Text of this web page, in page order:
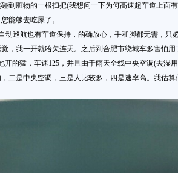
到脏物的一根扫把(我想问一下为何髙速超车道上面
能够去吃屎了。
动巡航也有车道保持，的确放心，手和脚都无需，只
，我一开就哈欠连天。之后到合肥市绕城车多害怕用
开的猛，车速125，并且由于雨天全线中央空调(去湿
二是中央空调，三是人比较多，四是速率高。我估